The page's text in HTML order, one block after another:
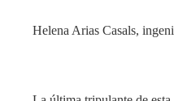
Helena Arias Casals,